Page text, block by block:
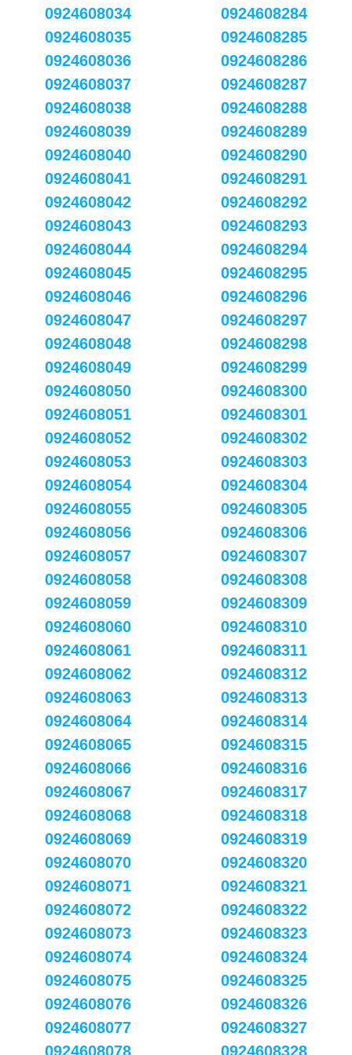
0924608034
0924608035
0924608036
0924608037
0924608038
0924608039
0924608040
0924608041
0924608042
0924608043
0924608044
0924608045
0924608046
0924608047
0924608048
0924608049
0924608050
0924608051
0924608052
0924608053
0924608054
0924608055
0924608056
0924608057
0924608058
0924608059
0924608060
0924608061
0924608062
0924608063
0924608064
0924608065
0924608066
0924608067
0924608068
0924608069
0924608070
0924608071
0924608072
0924608073
0924608074
0924608075
0924608076
0924608077
0924608078
0924608284
0924608285
0924608286
0924608287
0924608288
0924608289
0924608290
0924608291
0924608292
0924608293
0924608294
0924608295
0924608296
0924608297
0924608298
0924608299
0924608300
0924608301
0924608302
0924608303
0924608304
0924608305
0924608306
0924608307
0924608308
0924608309
0924608310
0924608311
0924608312
0924608313
0924608314
0924608315
0924608316
0924608317
0924608318
0924608319
0924608320
0924608321
0924608322
0924608323
0924608324
0924608325
0924608326
0924608327
0924608328